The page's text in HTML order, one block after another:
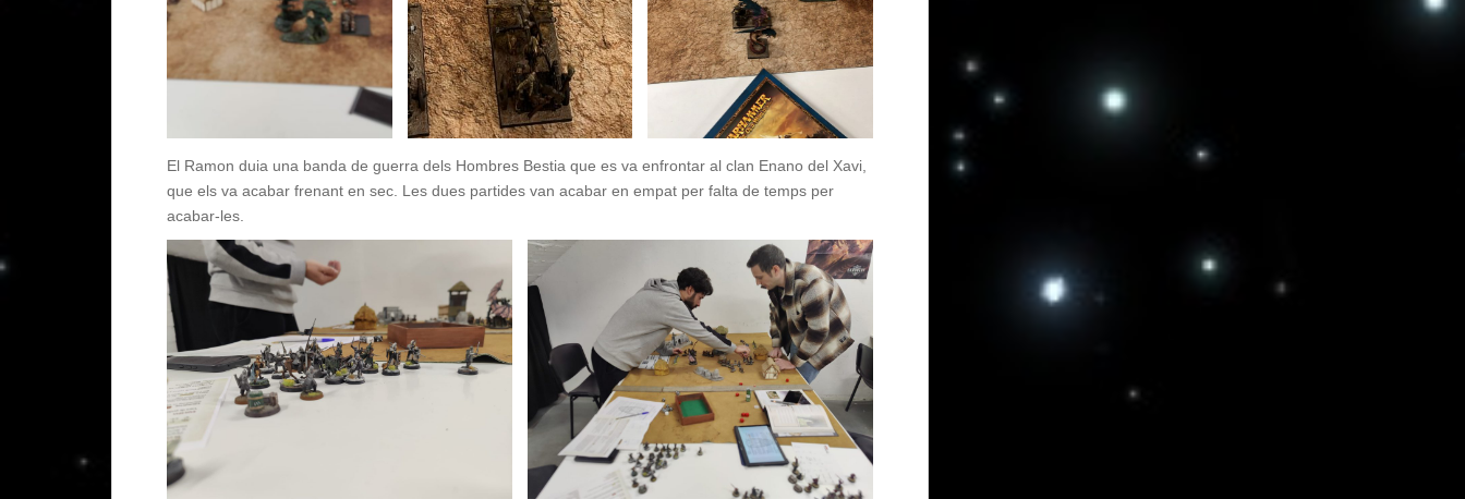
El Ramon duia una banda de guerra dels Hombres Bestia que es va enfrontar al clan Enano del Xavi,
que els va acabar frenant en sec. Les dues partides van acabar en empat per falta de temps per
acabar-les.